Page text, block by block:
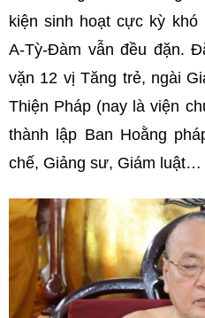
kiện sinh hoạt cực kỳ
A-Tỳ-Đàm vẫn đều đặn.
vặn 12 vị Tăng trẻ, ngài
Thiện Pháp (nay là viện
thành lập Ban Hoằng
chế, Giảng sư, Giám luật…